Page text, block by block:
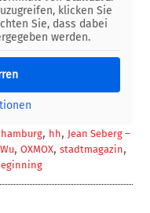
klicken Sie
Sie, dass dabei
werden.
hamburg, hh, Jean Seberg –
, OXMOX, stadtmagazin,